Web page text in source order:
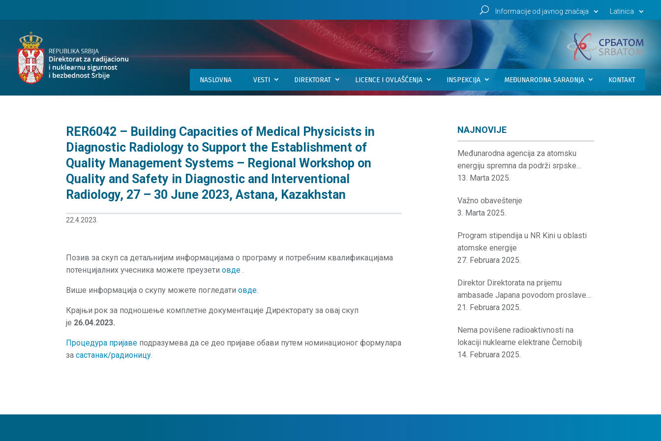
U Informacije od javnog značaja Latinica
NASLOVNA VESTI DIREKTORAT LICENCE I OVLAŠĆENJA INSPEKCIJA MEĐUNARODNA SARADNJA KONTAKT
RER6042 – Building Capacities of Medical Physicists in
Diagnostic Radiology to Support the Establishment of
Quality Management Systems – Regional Workshop on
Quality and Safety in Diagnostic and Interventional
Radiology, 27 – 30 June 2023, Astana, Kazakhstan
22.4.2023.
Позив за скуп са детаљнијим информацијама о програму и потребним квалификацијама
потенцијалних учесника можете преузетиовде.
Више информација о скупу можете погледатиовде.
Крајњи рок за подношење комплетне документације Директорату за овај скуп
је 26.04.2023.
Процедура пријаве подразумева да се део пријаве обави путем номинационог формулара
засастанак/радионицу.
NAJNOVIJE
Međunarodna agencija za atomsku
energiju spremna da podrži srpske
institucije
13. Marta 2025.
Važno obaveštenje
3. Marta 2025.
Program stipendija u NR Kini u oblasti
atomske energije
27. Februara 2025.
Direktor Direktorata na prijemu
ambasade Japana povodom proslave
rođendana japanskog cara
21. Februara 2025.
Nema povišene radioaktivnosti na
lokaciji nuklearne elektrane Černobilj
14. Februara 2025.